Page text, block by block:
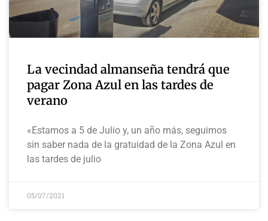
La vecindad almanseña tendrá que
pagar Zona Azul en las tardes de
verano
«Estamos a 5 de Julio y, un año más, seguimos
sin saber nada de la gratuidad de la Zona Azul en
las tardes de julio
05/07/2021